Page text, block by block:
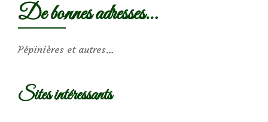
De bonnes adresses…
Pépinières et autres…
Sites intéressants